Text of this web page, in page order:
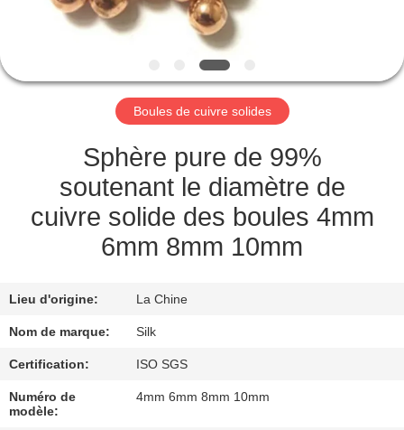
CONTRÔLE
DE
CONTACTEZ-
NOUS
NOUVELLES
CAS
DEMANDEZ
UNE
CITATION
Boules de cuivre solides
Sphère pure de 99%
soutenant le diamètre de
cuivre solide des boules 4mm
6mm 8mm 10mm
Lieu d'origine: La Chine
Nom de marque: Silk
Certification: ISO SGS
Numéro de
modèle:
4mm 6mm 8mm 10mm